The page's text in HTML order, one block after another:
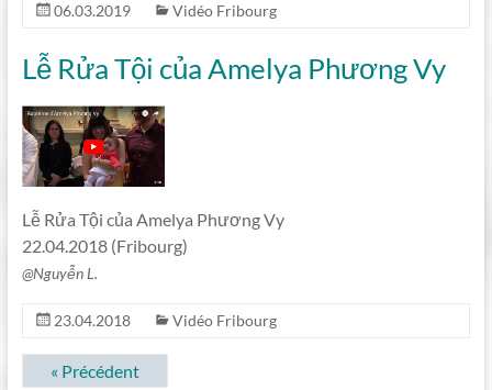
06.03.2019 Vidéo Fribourg
Lễ Rửa Tội của Amelya Phương Vy
Lễ Rửa Tội của Amelya Phương Vy
22.04.2018 (Fribourg)
@Nguyễn L.
23.04.2018 Vidéo Fribourg
« Précédent